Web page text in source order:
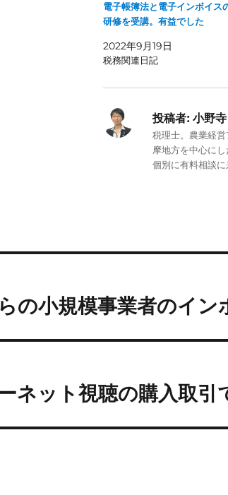
電子帳簿法と電子インボイス
研修を受講。有益でした
2022年9月19日
税務関連日記
投稿者:小野寺
税理士。農業経
摩地方を中心に
個別に有料相談に
の小規模事業者のイン
ネット視聴の購入取引